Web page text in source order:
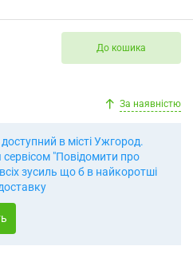
До кошика
За наявністю
в місті Ужгород.
"Повідомити про
зусиль що б в найкоротші